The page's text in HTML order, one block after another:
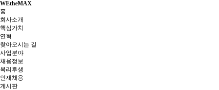
WEtheMAX
홈
회사소개
핵심가치
연혁
찾아오시는 길
사업분야
채용정보
복리후생
인재채용
게시판